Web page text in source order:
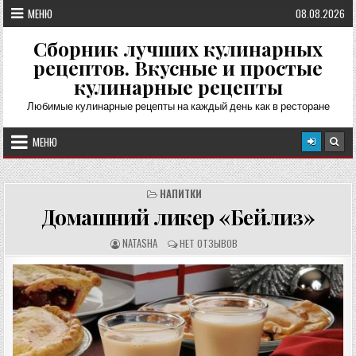
Перейти
к
содержимому
МЕНЮ 08.08.2026
Сборник лучших кулинарных
рецептов. Вкусные и простые
кулинарные рецепты
Любимые кулинарные рецепты на каждый день как в ресторане
МЕНЮ
НАПИТКИ
Домашний ликер «Бейлиз»
А
В
Т
О
Р
Р
Е
Ц
Е
П
Т
А
NATASHA О
Т
З
Ы
В
Ы
:
НЕТ ОТЗЫВОВ